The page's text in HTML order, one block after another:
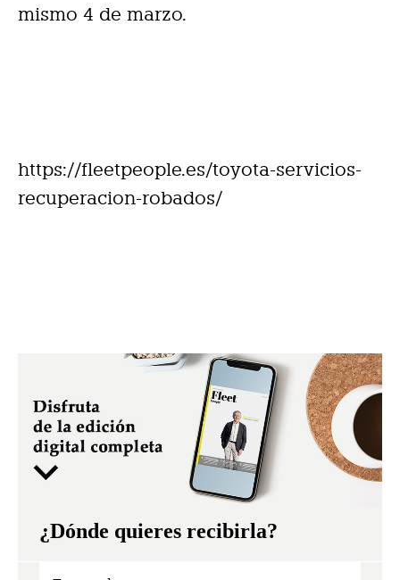
mismo 4 de marzo.
https://fleetpeople.es/toyota-servicios-
recuperacion-robados/
¿Dónde quieres recibirla?